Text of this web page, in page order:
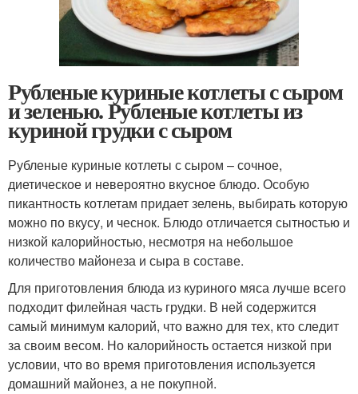
Рубленые куриные котлеты с сыром
и зеленью. Рубленые котлеты из
куриной грудки с сыром
Рубленые куриные котлеты с сыром – сочное,
диетическое и невероятно вкусное блюдо. Особую
пикантность котлетам придает зелень, выбирать которую
можно по вкусу, и чеснок. Блюдо отличается сытностью и
низкой калорийностью, несмотря на небольшое
количество майонеза и сыра в составе.
Для приготовления блюда из куриного мяса лучше всего
подходит филейная часть грудки. В ней содержится
самый минимум калорий, что важно для тех, кто следит
за своим весом. Но калорийность остается низкой при
условии, что во время приготовления используется
домашний майонез, а не покупной.